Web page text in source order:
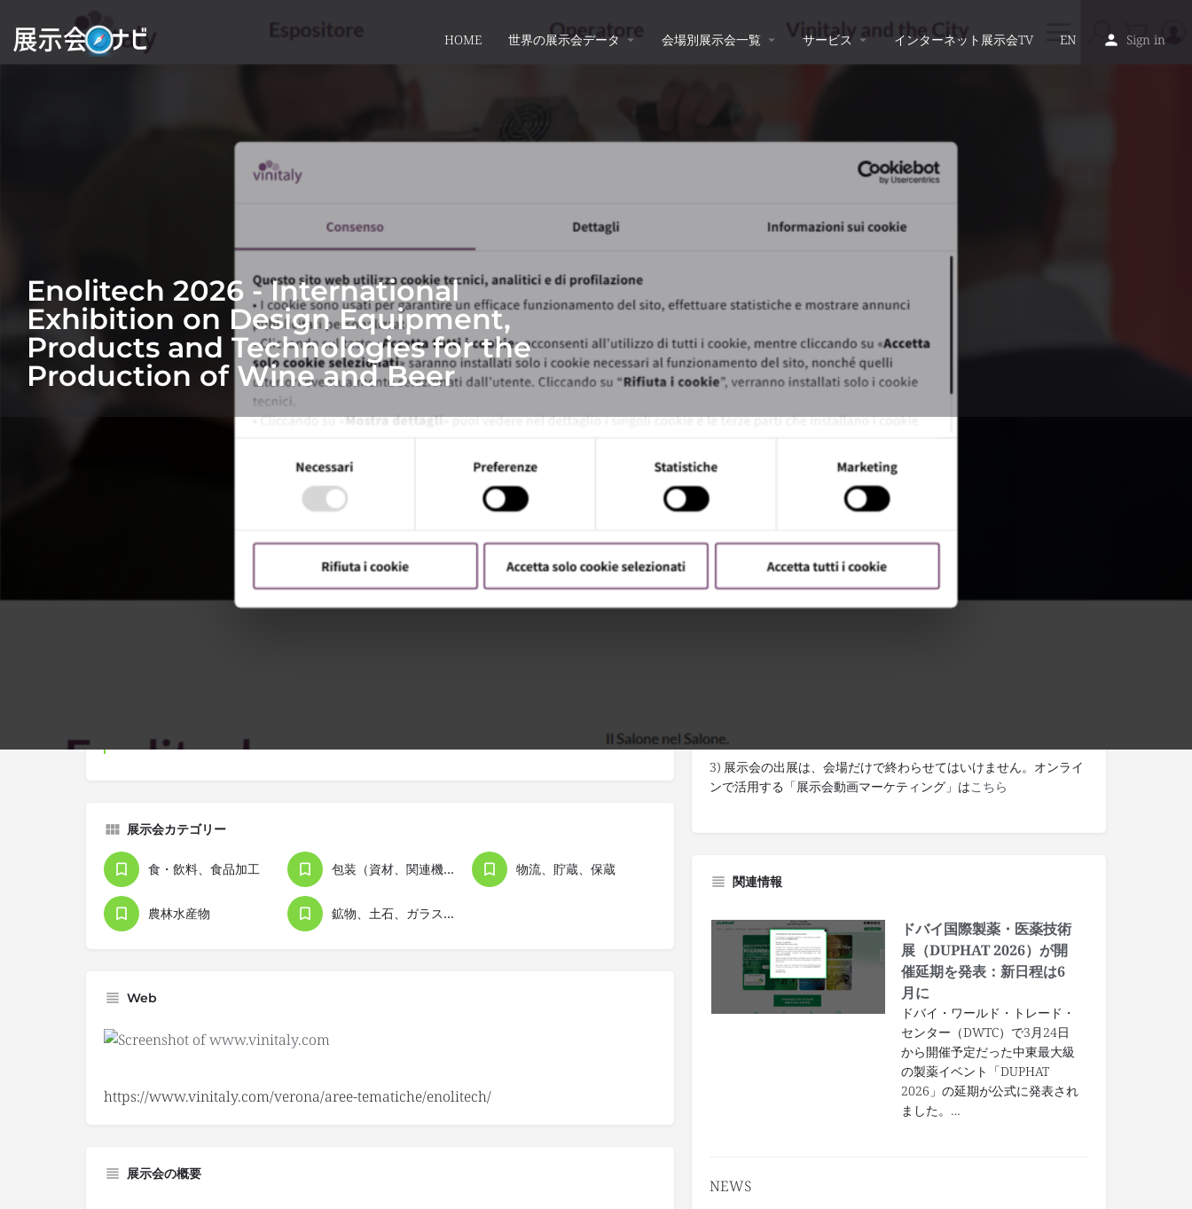
HOME 世界の展示会データ 会場別展示会一覧 サービス インターネット展示会TV EN Sign in
Enolitech 2026 - International
Exhibition on Design Equipment,
Products and Technologies for the
Production of Wine and Beer
開催予定日
展示会カテゴリー
食・飲料、食品加工 包装（資材、関連機器） 物流、貯蔵、保蔵
農林水産物 鉱物、土石、ガラス、セラミック
Web
https://www.vinitaly.com/verona/aree-tematiche/enolitech/
展示会の概要
3) 展示会の出展は、会場だけで終わらせてはいけません。オンライ
ンで活用する「展示会動画マーケティング」はこちら
関連情報
ドバイ国際製薬・医薬技術
展（DUPHAT 2026）が開
催延期を発表：新日程は6
月に
ドバイ・ワールド・トレード・
センター（DWTC）で3月24日
から開催予定だった中東最大級
の製薬イベント「DUPHAT
2026」の延期が公式に発表され
ました。…
NEWS